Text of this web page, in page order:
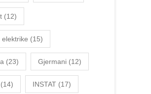
(12)
elektrike (15)
(23) Gjermani (12)
(14) INSTAT (17)